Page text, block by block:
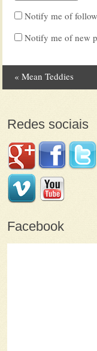
Notify me of
Notify me of new
Post
« Mean Teddies
Redes sociais
Facebook